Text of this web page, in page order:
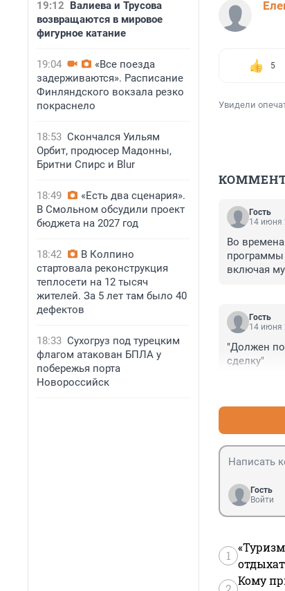
19:12 Валиева и Трусова
возвращаются в мировое
фигурное катание
19:04
«Все поезда
задерживаются». Расписание
Финляндского вокзала резко
покраснело
18:53 Скончался Уильям
Орбит, продюсер Мадонны,
Бритни Спирс и Blur
18:49
«Есть два сценария».
В Смольном обсудили проект
бюджета на 2027 год
18:42
В Колпино
стартовала реконструкция
теплосети на 12 тысяч
жителей. За 5 лет там было 40
дефектов
18:33 Сухогруз под турецким
флагом атакован БПЛА у
побережья порта
Новороссийск
5
Увидели
Гость
14 июня
Во
программы
включая
Гость
14 июня
"Должен
сделку"
Гость
Войти
1
Кому